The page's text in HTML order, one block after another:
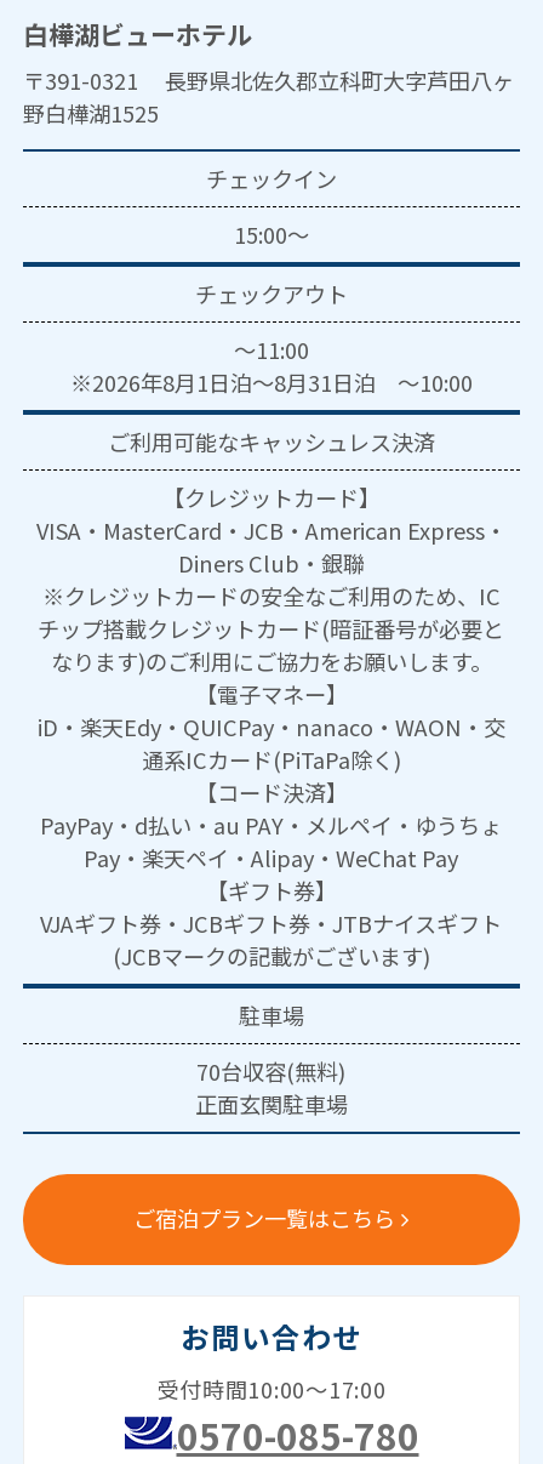
白樺湖ビューホテル
〒391-0321 長野県北佐久郡立科町大字芦田八ヶ
野白樺湖1525
チェックイン
15:00～
チェックアウト
～11:00
※2026年8月1日泊～8月31日泊 ～10:00
ご利用可能なキャッシュレス決済
【クレジットカード】
VISA・MasterCard・JCB・American Express・
Diners Club・銀聯
※クレジットカードの安全なご利用のため、IC
チップ搭載クレジットカード(暗証番号が必要と
なります)のご利用にご協力をお願いします。
【電子マネー】
iD・楽天Edy・QUICPay・nanaco・WAON・交
通系ICカード(PiTaPa除く)
【コード決済】
PayPay・d払い・au PAY・メルペイ・ゆうちょ
Pay・楽天ペイ・Alipay・WeChat Pay
【ギフト券】
VJAギフト券・JCBギフト券・JTBナイスギフト
(JCBマークの記載がございます)
駐車場
70台収容(無料)
正面玄関駐車場
ご宿泊プラン一覧はこちら
お問い合わせ
受付時間10:00～17:00
0570-085-780